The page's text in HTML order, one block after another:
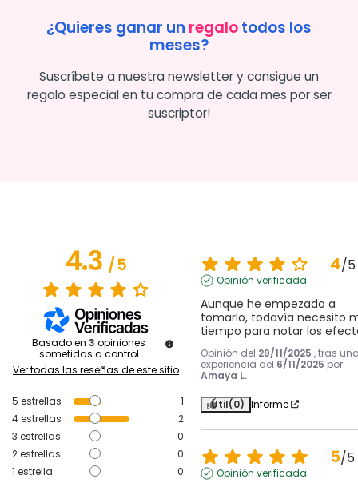
¿Quieres ganar un regalotodos los
meses?
Suscríbete a nuestra newsletter y consigue un
regalo especial en tu compra de cada mes por ser
suscriptor!
4.3/5
Basado en 3 opiniones
sometidas a control
Ver todas las reseñas de este sitio
5 estrellas
1
4estrellas
2
3 estrellas
0
2estrellas
0
1 estrella 0
4/5
Opinión verificada
Aunque he empezado a
tomarlo, todavía necesito
tiempo para notar los
Opinión del 29/11/2025 , tras
experiencia del 6/11/2025 por
Amaya L.
Útil(0) Informe
5/5
Opinión verificada